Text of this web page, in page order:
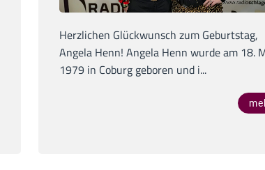
Herzlichen Glückwunsch zum Geburtstag,
Angela Henn! Angela Henn wurde am 18.
1979 in Coburg geboren und i...